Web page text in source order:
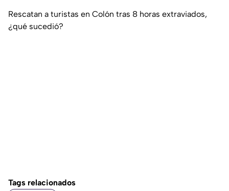
Rescatan a turistas en Colón tras 8 horas extraviados,
¿qué sucedió?
Tags relacionados